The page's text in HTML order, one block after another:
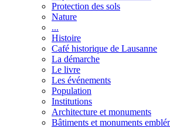
Protection des sols
Nature
...
Histoire
Café historique de Lausanne
La démarche
Le livre
Les événements
Population
Institutions
Architecture et monuments
Bâtiments et monuments